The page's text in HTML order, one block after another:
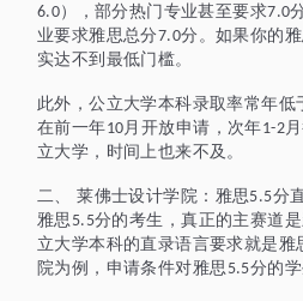
6.0），部分热门专业甚至要求7.0
业要求雅思总分7.0分。如果你的
实达不到最低门槛。
此外，公立大学本科录取率常年低
在前一年10 月开放申请，次年1-2
立大学，时间上也来不及。
二、 莱佛士设计学院：雅思5.5分
雅思 5.5分的考生，真正的主赛道
立大学本科的直录语言要求就是雅
院为例，申请条件对雅思 5.5分的